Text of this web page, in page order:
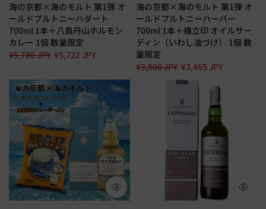
海の京都×海のモルト 第1弾 オ
ールドプルトニーハダート
700ml 1本＋八島丹山ホルモン
カレー 1個 数量限定
¥5,780 JPY ¥5,722 JPY
海の京都×海のモルト 第1弾 オ
ールドプルトニーハーバー
700ml 1本＋橋立印 オイルサー
ディン（いわし油づけ） 1個 数
量限定
¥3,500 JPY ¥3,465 JPY